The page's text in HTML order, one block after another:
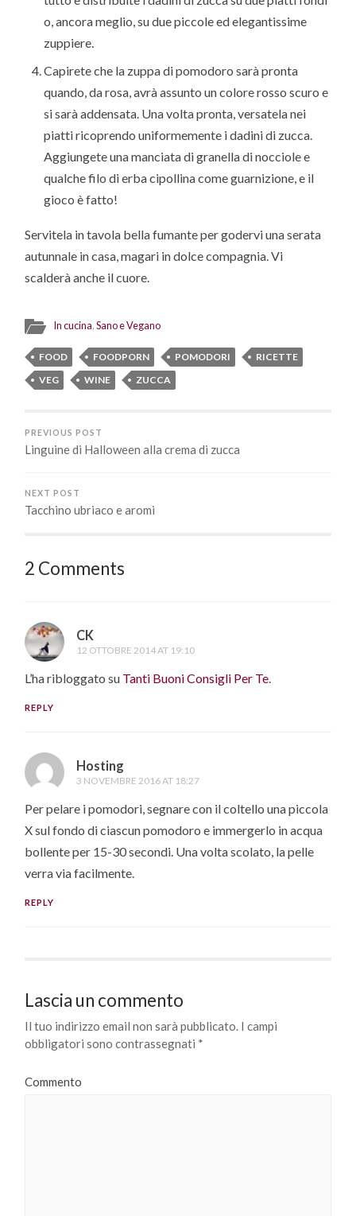
o, ancora meglio, su due piccole ed elegantissime
zuppiere.
Capirete che la zuppa di pomodoro sarà pronta
quando, da rosa, avrà assunto un colore rosso scuro e
si sarà addensata. Una volta pronta, versatela nei
piatti ricoprendo uniformemente i dadini di zucca.
Aggiungete una manciata di granella di nocciole e
qualche filo di erba cipollina come guarnizione, e il
gioco è fatto!
Servitela in tavola bella fumante per godervi una serata
autunnale in casa, magari in dolce compagnia. Vi
scalderà anche il cuore.
In cucina,Sano e Vegano
FOOD FOODPORN POMODORI
RICETTE
VEG
WINE ZUCCA
PREVIOUS POST
Linguine di Halloween alla crema di zucca
NEXT POST
Tacchino ubriaco e aromi
2 Comments
CK
12 OTTOBRE 2014 AT 19:10
L’ha ribloggato su Tanti Buoni Consigli Per Te.
REPLY
Hosting
3 NOVEMBRE 2016 AT 18:27
Per pelare i pomodori, segnare con il coltello una piccola
X sul fondo di ciascun pomodoro e immergerlo in acqua
bollente per 15-30 secondi. Una volta scolato, la pelle
verra via facilmente.
REPLY
Lascia un commento
Il tuo indirizzo email non sarà pubblicato. I campi
obbligatori sono contrassegnati *
Commento